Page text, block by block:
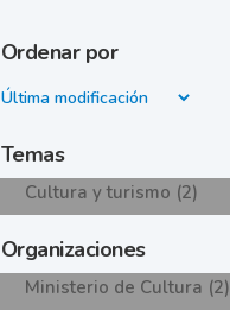
Ordenar por
Temas
Cultura y turismo (2)
Organizaciones
Ministerio de Cultura (2)